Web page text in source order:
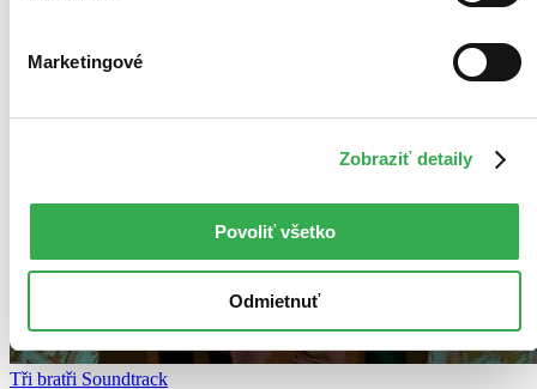
Marketingové
Zobraziť detaily
Povoliť všetko
Odmietnuť
Tři bratři Soundtrack